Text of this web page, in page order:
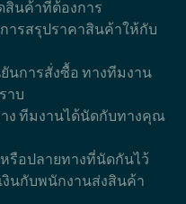
สินค้าที่ต้องการ
ารสรุปราคาสินค้าให้กับ
นการสั่งซื้อ ทางทีมงาน
าบ
ง ทีมงานได้นัดกับทางคุณ
รือปลายทางที่นัดกันไว้
งินกับพนักงานส่งสินค้า